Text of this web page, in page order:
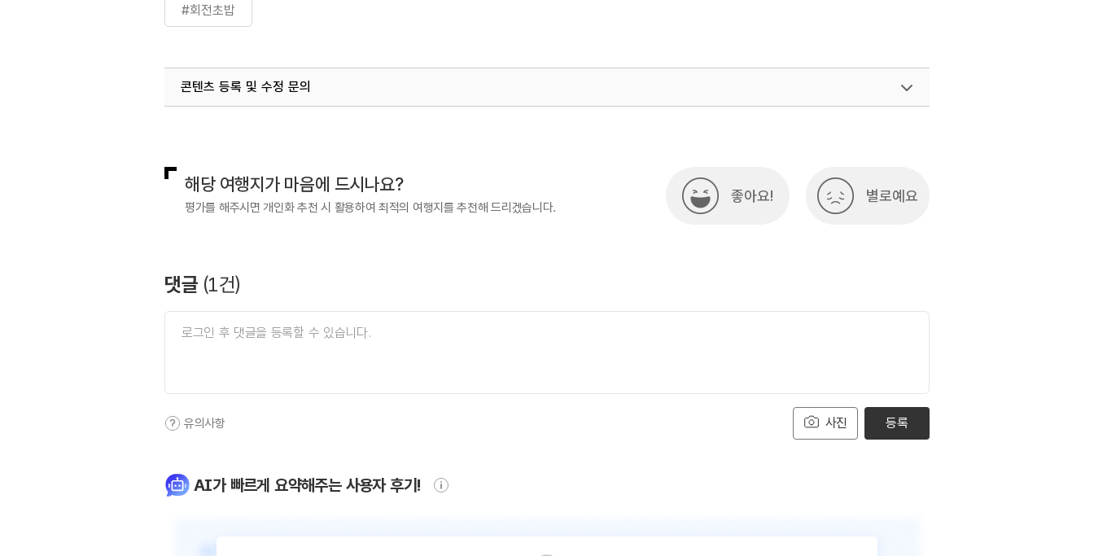
#회전초밥
콘텐츠 등록 및 수정 문의
해당 여행지가 마음에 드시나요?
평가를 해주시면 개인화 추천 시 활용하여 최적의 여행지를 추천해 드리겠습니다.
좋아요! 별로예요
댓글 (1건)
사진
유의사항 등록
AI가 빠르게 요약해주는 사용자 후기!